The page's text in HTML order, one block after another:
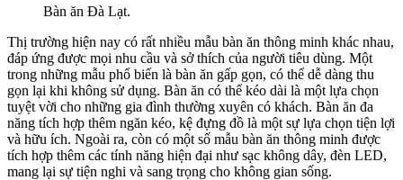
Bàn ăn Đà Lạt.
Thị trường hiện nay có rất nhiều mẫu bàn ăn thông minh khác nhau,
đáp ứng được mọi nhu cầu và sở thích của người tiêu dùng. Một
trong những mẫu phổ biến là bàn ăn gấp gọn, có thể dễ dàng thu
gọn lại khi không sử dụng. Bàn ăn có thể kéo dài là một lựa chọn
tuyệt vời cho những gia đình thường xuyên có khách. Bàn ăn đa
năng tích hợp thêm ngăn kéo, kệ đựng đồ là một sự lựa chọn tiện lợi
và hữu ích. Ngoài ra, còn có một số mẫu bàn ăn thông minh được
tích hợp thêm các tính năng hiện đại như sạc không dây, đèn LED,
mang lại sự tiện nghi và sang trọng cho không gian sống.